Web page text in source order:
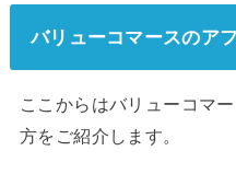
バリューコマースのア
ここからはバリューコマ
方をご紹介します。